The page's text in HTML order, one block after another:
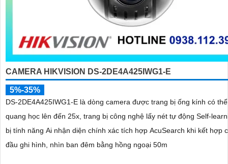
CAMERA HIKVISION DS-2DE4A425IWG1-E
5%-35%
DS-2DE4A425IWG1-E là dòng camera được trang bị ống kính có
quang học lên đến 25x, trang bị công nghệ lấy nét tự động Self-
bị tính năng Ai nhận diện chính xác tích hợp AcuSearch khi kết hợp
đầu ghi hình, nhìn ban đêm bằng hồng ngoại 50m